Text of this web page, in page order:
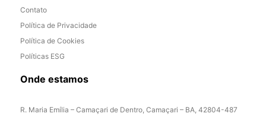
Contato
Política de Privacidade
Política de Cookies
Políticas ESG
Onde estamos
R. Maria Emília – Camaçari de Dentro, Camaçari – BA, 42804-487